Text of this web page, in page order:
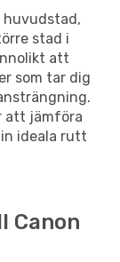
huvudstad,
stad i
att
som tar dig
att jämföra
ideala rutt
Canon